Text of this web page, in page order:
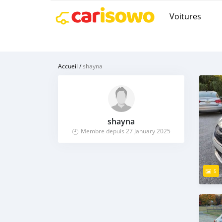
Voitures
Accueil /shayna
shayna
Membre depuis 27 January 2025
5